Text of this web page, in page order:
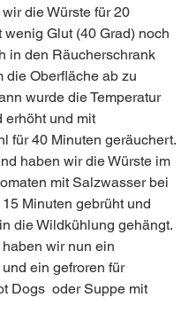
die Würste für 20
wenig Glut (40 Grad) noch
in den Räucherschrank
die Oberfläche ab zu
wurde die Temperatur
erhöht und mit
für 40 Minuten geräuchert.
haben wir die Würste im
mit Salzwasser bei
Minuten gebrüht und
die Wildkühlung gehängt.
wir nun ein
ein gefroren für
Dogs  oder Suppe mit